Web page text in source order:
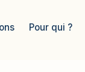
Pour qui ?